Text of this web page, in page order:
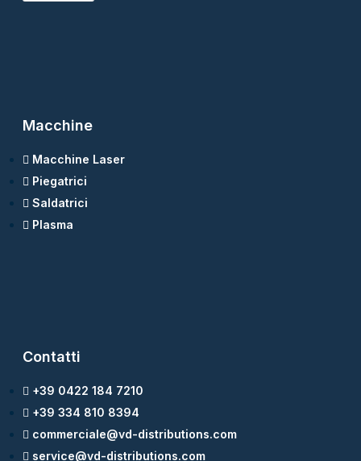
Macchine
Macchine Laser
Piegatrici
Saldatrici
Plasma
Contatti
+39 0422 184 7210
+39 334 810 8394
commerciale@vd-distributions.com
service@vd-distributions.com